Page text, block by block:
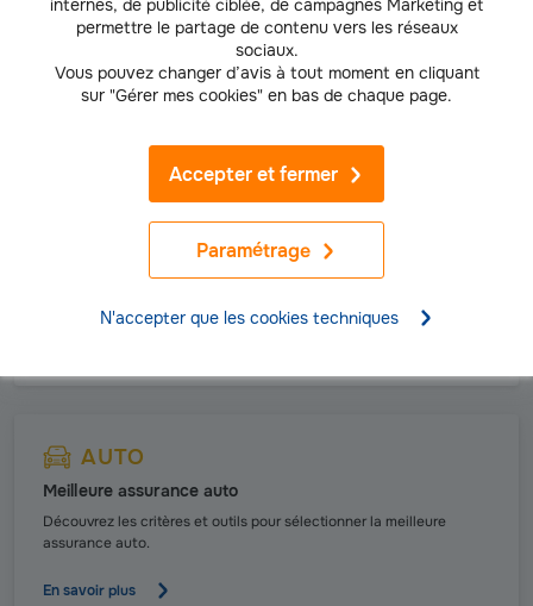
internes, de publicité ciblée, de campagnes Marketing et
permettre le partage de contenu vers les réseaux
sociaux.
Vous pouvez changer d’avis à tout moment en cliquant
sur "Gérer mes cookies" en bas de chaque page.
Paramétrage
Accepter et fermer
N'accepter que les cookies techniques
Comment est-il calculé et peut-on réduire son coût ?
En savoir plus
Assurance au tiers ou tous risques
uelle différence et comment choisir la bonne assurance pour
Lire la suite
AUTO
Meilleure assurance auto
Découvrez les critères et outils pour sélectionner la meilleure
assurance auto.
En savoir plus